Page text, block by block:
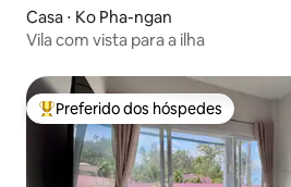
Casa ⋅ Ko Pha-ngan
Vila com vista para a ilha
Entre os melhores preferidos dos
Preferido dos hóspedes